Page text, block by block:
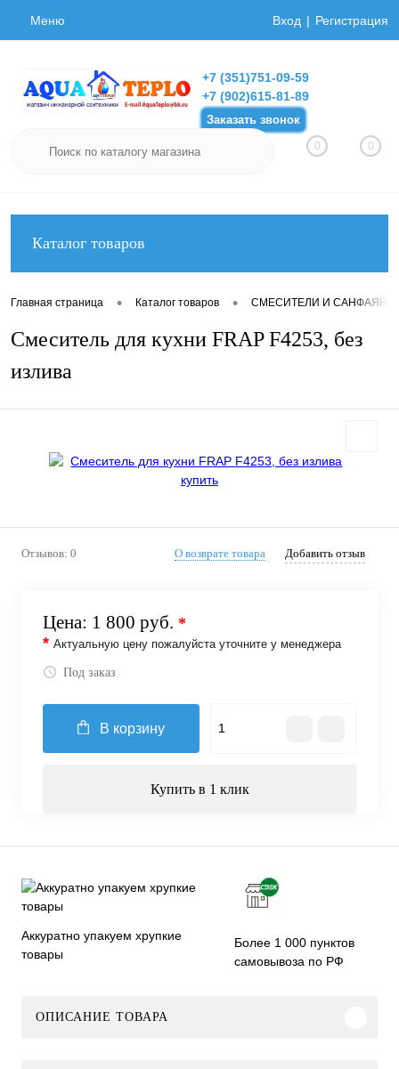
Меню Вход Регистрация
+7 (351)751-09-59
+7 (902)615-81-89
Заказать звонок
0 0
Каталог товаров
Главная страница • Каталог товаров • СМЕСИТЕЛИ И САНФАЯНС
Смеситель для кухни FRAP F4253, без
излива
Отзывов: 0 О возврате товара Добавить отзыв
Цена: 1 800 руб. *
* Актуальную цену пожалуйста уточните у менеджера
Под заказ
В корзину
Купить в 1 клик
Аккуратно упакуем хрупкие
товары
Более 1 000 пунктов
самовывоза по РФ
ОПИСАНИЕ ТОВАРА